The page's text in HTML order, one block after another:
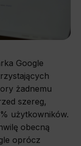
Google
żadnemu
szereg,
użytkowników.
obecną
oprócz